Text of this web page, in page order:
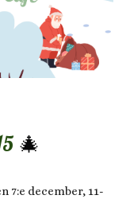
🎄
7:e december, 11-